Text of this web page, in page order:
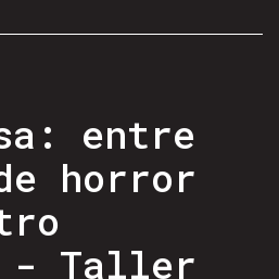
entre
horror
Taller